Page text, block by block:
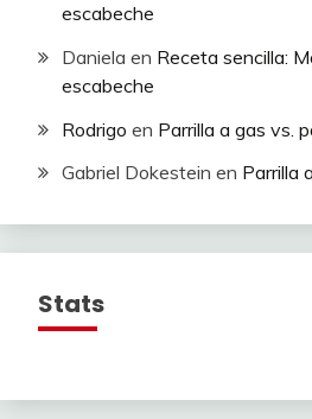
escabeche
Daniela en Receta sencilla:
escabeche
Rodrigo en Parrilla a gas vs.
Gabriel Dokestein en Parrilla
Stats